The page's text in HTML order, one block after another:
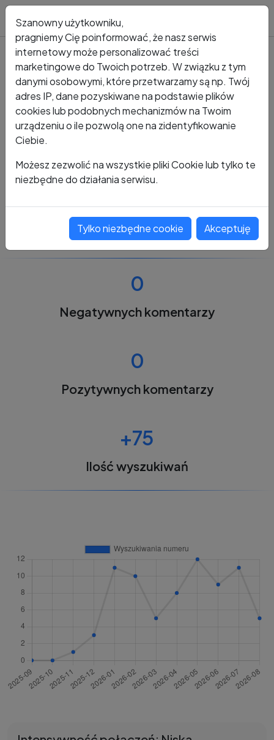
Kto dzwonił? Numer +48 224 444 774 4
+48 224 444 774 4
0
Negatywnych komentarzy
0
Pozytywnych komentarzy
+75
Ilość wyszukiwań
Szanowny użytkowniku,
pragniemy Cię poinformować, że nasz serwis
internetowy może personalizować treści
marketingowe do Twoich potrzeb. W związku z tym
danymi osobowymi, które przetwarzamy są np. Twój
adres IP, dane pozyskiwane na podstawie plików
cookies lub podobnych mechanizmów na Twoim
urządzeniu o ile pozwolą one na zidentyfikowanie
Ciebie.
Możesz zezwolić na wszystkie pliki Cookie lub tylko te
niezbędne do działania serwisu.
Tylko niezbędne cookie Akceptuję